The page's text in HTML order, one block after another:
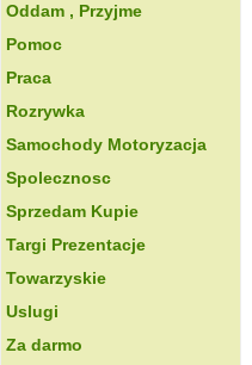
Oddam , Przyjme
Pomoc
Praca
Rozrywka
Samochody Motoryzacja
Spolecznosc
Sprzedam Kupie
Targi Prezentacje
Towarzyskie
Uslugi
Za darmo